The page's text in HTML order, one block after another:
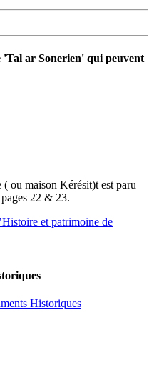
'Tal ar Sonerien' qui peuvent
ou maison Kérésit)t est paru
22 & 23.
et patrimoine de
Historiques